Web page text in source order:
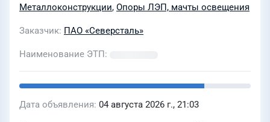
Металлоконструкции, Опоры ЛЭП, мачты освещения
Заказчик ПАО «Северсталь»
Наименование ЭТП
Дата объявления 04 августа 2026 г., 21:03